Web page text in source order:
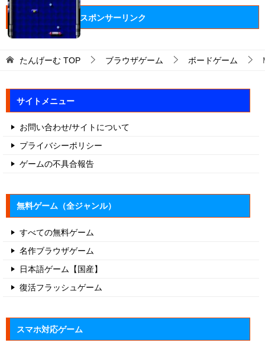
スポンサーリンク
たんげーむ TOP ブラウザゲーム ボードゲーム
サイトメニュー
お問い合わせ/サイトについて
プライバシーポリシー
ゲームの不具合報告
無料ゲーム（全ジャンル）
すべての無料ゲーム
名作ブラウザゲーム
日本語ゲーム【国産】
復活フラッシュゲーム
スマホ対応ゲーム